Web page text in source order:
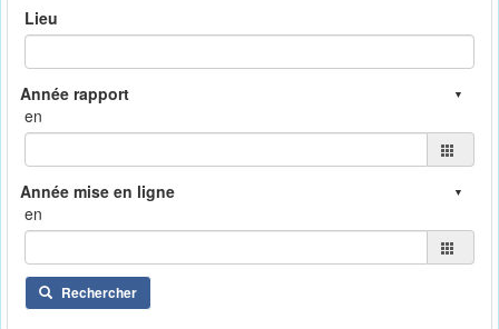
Lieu
en
en
Rechercher